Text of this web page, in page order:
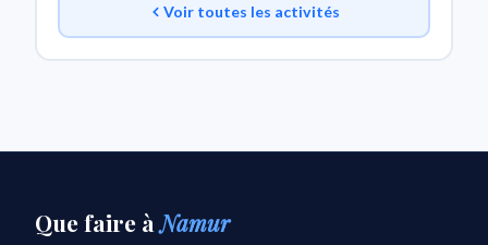
Voir toutes les activités
Que faire àNamur